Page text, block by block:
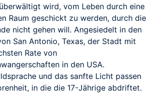
wird, vom Leben durch eine
Raum geschickt zu werden, durch die
nicht gehen will. Angesiedelt in den
San Antonio, Texas, der Stadt mit
Rate von
in den USA.
und das sanfte Licht passen
in die die 17-Jährige abdriftet.